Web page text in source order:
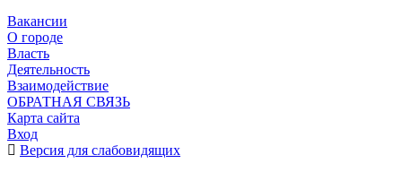
Вакансии
О городе
Власть
Деятельность
Взаимодействие
ОБРАТНАЯ СВЯЗЬ
Карта сайта
Вход
Версия для слабовидящих